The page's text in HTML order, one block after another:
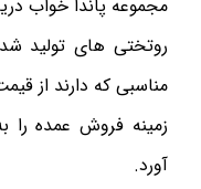
مجموعه پاندا خواب
روتختی های تولید
مناسبی که دارند از
زمینه فروش عمده را
آورد.